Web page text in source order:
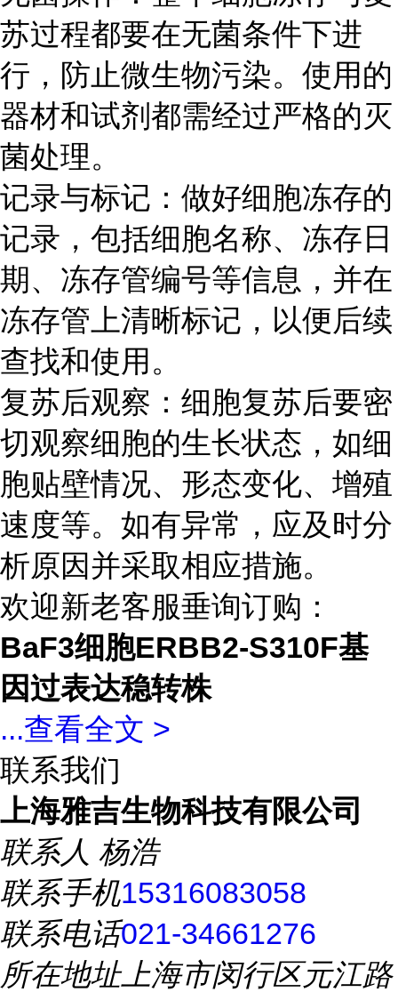
苏过程都要在无菌条件下进
行，防止微生物污染。使用的
器材和试剂都需经过严格的灭
菌处理。
记录与标记：做好细胞冻存的
记录，包括细胞名称、冻存日
期、冻存管编号等信息，并在
冻存管上清晰标记，以便后续
查找和使用。
复苏后观察：细胞复苏后要密
切观察细胞的生长状态，如细
胞贴壁情况、形态变化、增殖
速度等。如有异常，应及时分
析原因并采取相应措施。
欢迎新老客服垂询订购：
BaF3细胞ERBB2-S310F基
因过表达稳转株
...查看全文 >
联系我们
上海雅吉生物科技有限公司
联系人 杨浩
联系手机15316083058
联系电话021-34661276
所在地址上海市闵行区元江路